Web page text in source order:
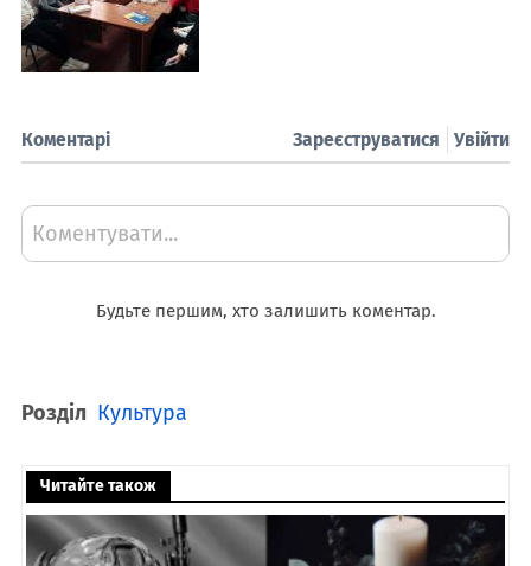
Коментарі Увійти
Зареєструватися
Коментувати...
Будьте першим, хто залишить коментар.
Розділ Культура
Читайте також